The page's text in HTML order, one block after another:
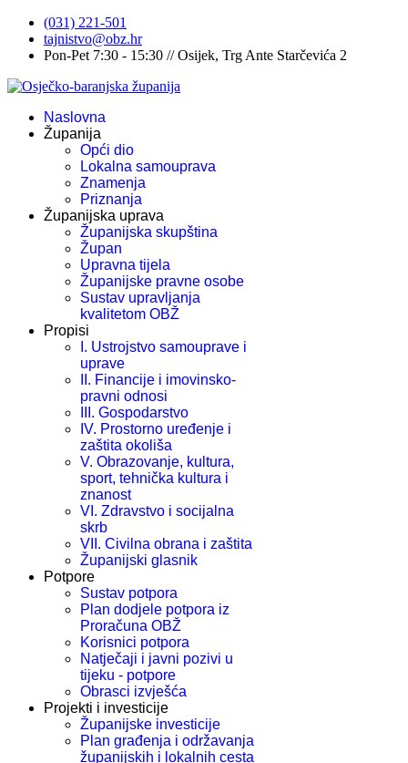
(031) 221-501
tajnistvo@obz.hr
Pon-Pet 7:30 - 15:30 // Osijek, Trg Ante Starčevića 2
Naslovna
Županija
Opći dio
Lokalna samouprava
Znamenja
Priznanja
Županijska uprava
Županijska skupština
Župan
Upravna tijela
Županijske pravne osobe
Sustav upravljanja
kvalitetom OBŽ
Propisi
I. Ustrojstvo samouprave i
uprave
II. Financije i imovinsko-
pravni odnosi
III. Gospodarstvo
IV. Prostorno uređenje i
zaštita okoliša
V. Obrazovanje, kultura,
sport, tehnička kultura i
znanost
VI. Zdravstvo i socijalna
skrb
VII. Civilna obrana i zaštita
Županijski glasnik
Potpore
Sustav potpora
Plan dodjele potpora iz
Proračuna OBŽ
Korisnici potpora
Natječaji i javni pozivi u
tijeku - potpore
Obrasci izvješća
Projekti i investicije
Županijske investicije
Plan građenja i održavanja
županijskih i lokalnih cesta